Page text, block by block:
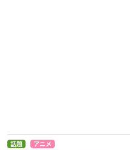
話題 アニメ